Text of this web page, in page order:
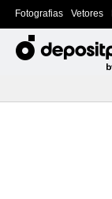
Fotografias Vetores